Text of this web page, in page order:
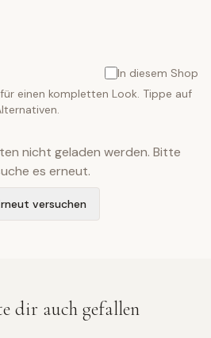
In diesem Shop
einen kompletten Look. Tippe auf
nicht geladen werden. Bitte
es erneut.
versuchen
dir auch gefallen